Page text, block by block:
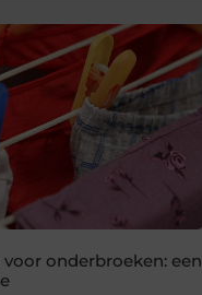
onderbroeken: een